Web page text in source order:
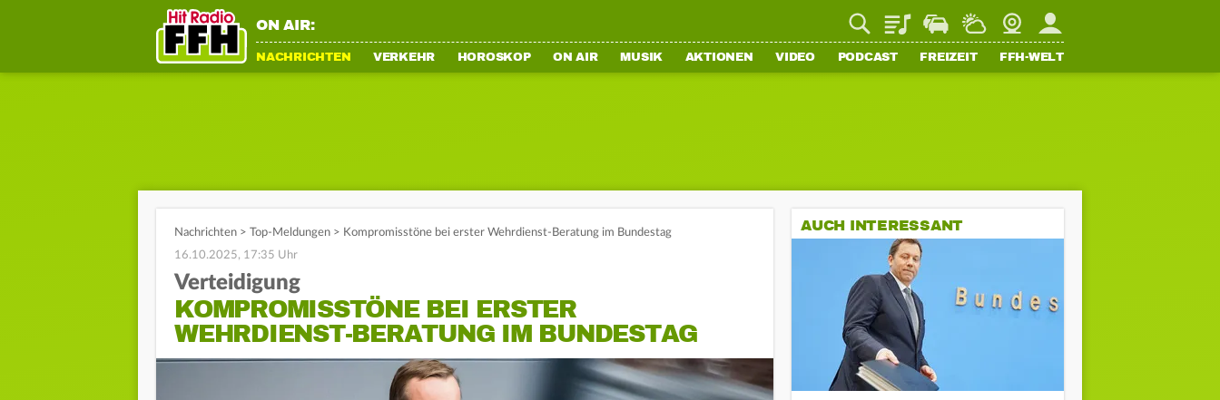
ON AIR: PlaylistStaupilotWetterWebcamMein FFH
NACHRICHTEN VERKEHR HOROSKOP ON AIR MUSIK AKTIONEN VIDEO PODCAST FREIZEIT FFH-WELT
Nachrichten > Top-Meldungen > Kompromisstöne bei erster Wehrdienst-Beratung im Bundestag
16.10.2025, 17:35 Uhr
Verteidigung
KOMPROMISSTÖNE BEI ERSTER
WEHRDIENST-BERATUNG IM BUNDESTAG
AUCH INTERESSANT